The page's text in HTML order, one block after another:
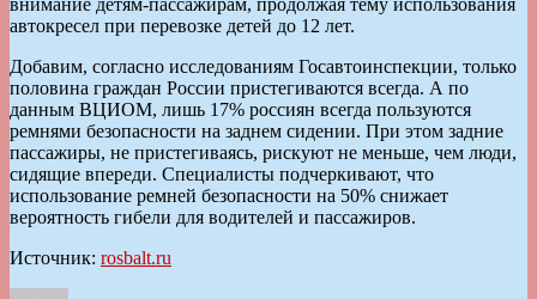
автокресел при перевозке детей до 12 лет.
Добавим, согласно исследованиям Госавтоинспекции, только
половина граждан России пристегиваются всегда. А по
данным ВЦИОМ, лишь 17% россиян всегда пользуются
ремнями безопасности на заднем сидении. При этом задние
пассажиры, не пристегиваясь, рискуют не меньше, чем люди,
сидящие впереди. Специалисты подчеркивают, что
использование ремней безопасности на 50% снижает
вероятность гибели для водителей и пассажиров.
Источник: rosbalt.ru